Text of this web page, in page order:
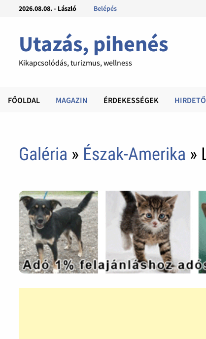
2026.08.08. - László Belépés
Utazás, pihenés
Kikapcsolódás, turizmus, wellness
FŐOLDAL MAGAZIN ÉRDEKESSÉGEK HIRDETŐ
Galéria » Észak-Amerika »